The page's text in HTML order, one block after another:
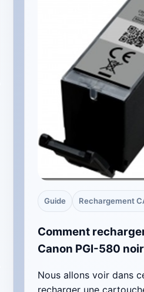
Guide Rechargement
Comment
Canon PGI-580
Nous allons voir dans